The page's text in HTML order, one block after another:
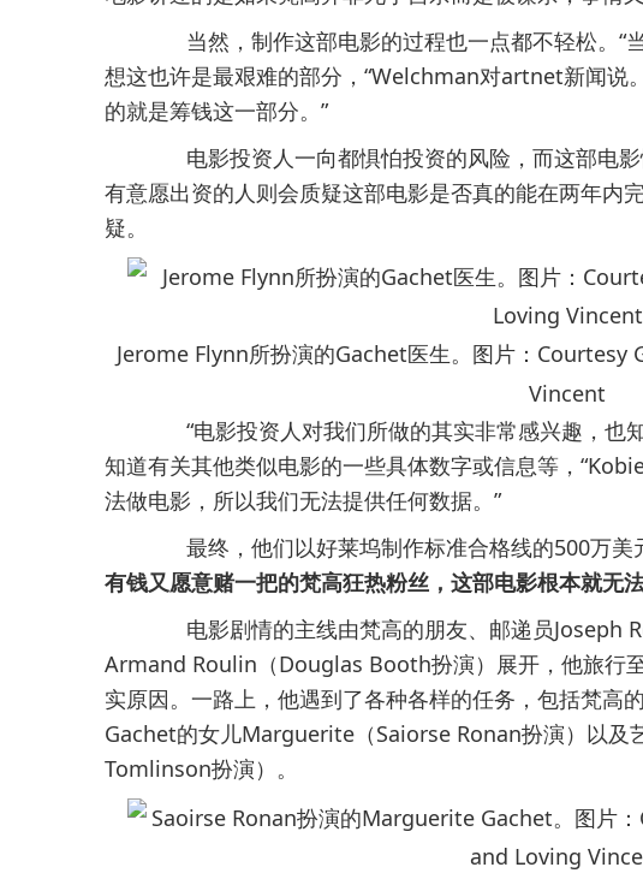
当然，制作这部电影的过程也一点都不轻松。“
想这也许是最艰难的部分，“Welchman对artnet新闻说
的就是筹钱这一部分。”
电影投资人一向都惧怕投资的风险，而这部电影
有意愿出资的人则会质疑这部电影是否真的能在两年内
疑。
Jerome Flynn所扮演的Gachet医生。图片：
Vincent
“电影投资人对我们所做的其实非常感兴趣，也
知道有关其他类似电影的一些具体数字或信息等，
法做电影，所以我们无法提供任何数据。”
最终，他们以好莱坞制作标准合格线的500万美
有钱又愿意赌一把的梵高狂热粉丝，这部电影根本就无
电影剧情的主线由梵高的朋友、邮递员Joseph
Armand Roulin（Douglas Booth扮演）展开，他旅行
实原因。一路上，他遇到了各种各样的任务，包括梵高
Gachet的女儿Marguerite（Saiorse Ronan扮演）以及
Tomlinson扮演）。